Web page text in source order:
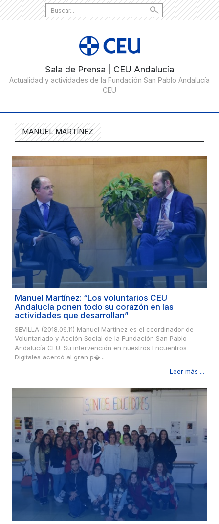
Search
for:
MANUEL MARTÍNEZ
Manuel Martínez: “Los voluntarios CEU
Andalucía ponen todo su corazón en las
actividades que desarrollan”
SEVILLA (2018.09.11) Manuel Martínez es el coordinador de
Voluntariado y Acción Social de la Fundación San Pablo
Andalucía CEU. Su intervención en nuestros Encuentros
Digitales acercó al gran p�...
Leer más ...